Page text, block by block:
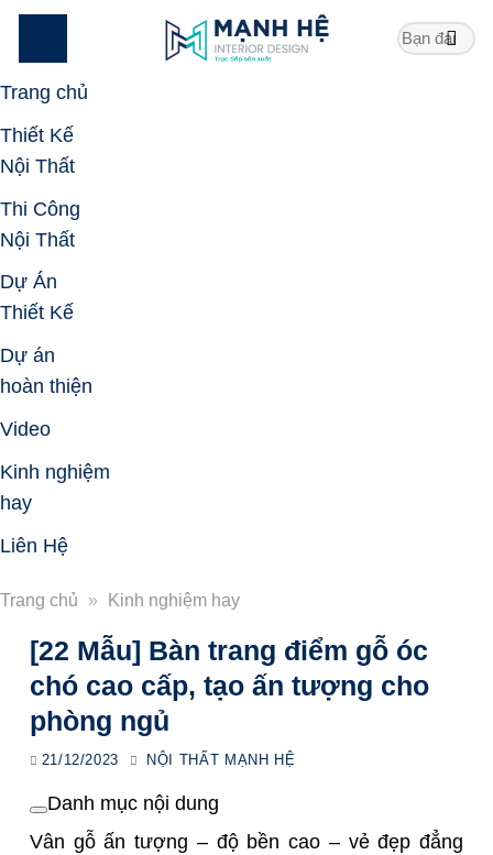
Skip
Trang chủ
Thiết Kế
Nội Thất
Thi Công
Nội Thất
Dự Án
Thiết Kế
Dự án
hoàn thiện
Video
Kinh nghiệm
hay
Liên Hệ
Trang chủ » Kinh nghiệm hay
[22 Mẫu] Bàn trang điểm gỗ óc
chó cao cấp, tạo ấn tượng cho
phòng ngủ
21/12/2023 NỘI THẤT MẠNH HỆ
Danh mục nội dung
Vân gỗ ấn tượng – độ bền cao – vẻ đẹp đẳng